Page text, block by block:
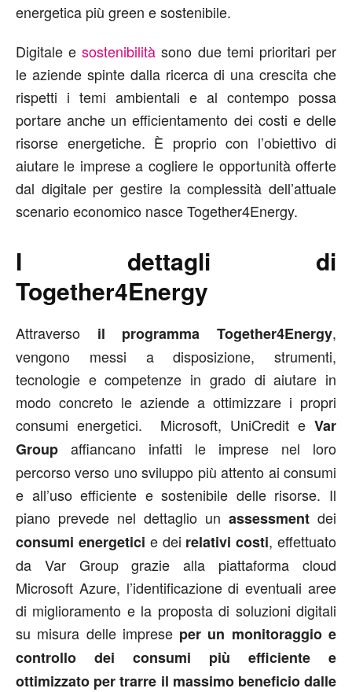
energetica più green e sostenibile.
Digitale esostenibilità sono due temi prioritari per
le aziende spinte dalla ricerca di una crescita che
rispetti i temi ambientali e al contempo possa
portare anche un efficientamento dei costi e delle
risorse energetiche. È proprio con l’obiettivo di
aiutare le imprese a cogliere le opportunità offerte
dal digitale per gestire la complessità dell’attuale
scenario economico nasce Together4Energy.
I dettagli di
Together4Energy
Attraverso il programma Together4Energy,
vengono messi a disposizione, strumenti,
tecnologie e competenze in grado di aiutare in
modo concreto le aziende a ottimizzare i propri
consumi energetici. Microsoft, UniCredit e Var
Group affiancano infatti le imprese nel loro
percorso verso uno sviluppo più attento ai consumi
e all’uso efficiente e sostenibile delle risorse. Il
piano prevede nel dettaglio un assessment dei
consumi energetici e dei relativi costi, effettuato
da Var Group grazie alla piattaforma cloud
Microsoft Azure, l’identificazione di eventuali aree
di miglioramento e la proposta di soluzioni digitali
su misura delle imprese per un monitoraggio e
controllo dei consumi più efficiente e
ottimizzato per trarre il massimo beneficio dalle